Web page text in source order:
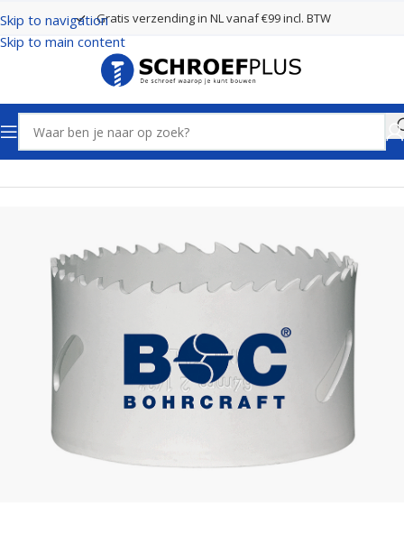
Skip to navigation
Skip to main content
Gratis verzending in NL vanaf €99 incl. BTW
Home Boren Gatenzagen